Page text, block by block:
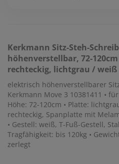
Kerkmann Sitz-Steh-
höhenverstellbar, 72-120cm
rechteckig, lichtgrau / weiß
elektrisch höhenverstellbarer
Kerkmann Move 3 10381411 •
Höhe: 72-120cm • Platte:
rechteckig, Spanplatte mit
• Gestell: weiß, T-Fuß-Gestell,
Tragfähigkeit: bis 120kg •
zerlegt